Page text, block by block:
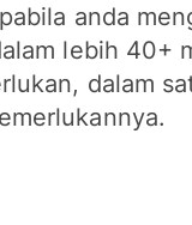
anda
lebih 40+
dalam